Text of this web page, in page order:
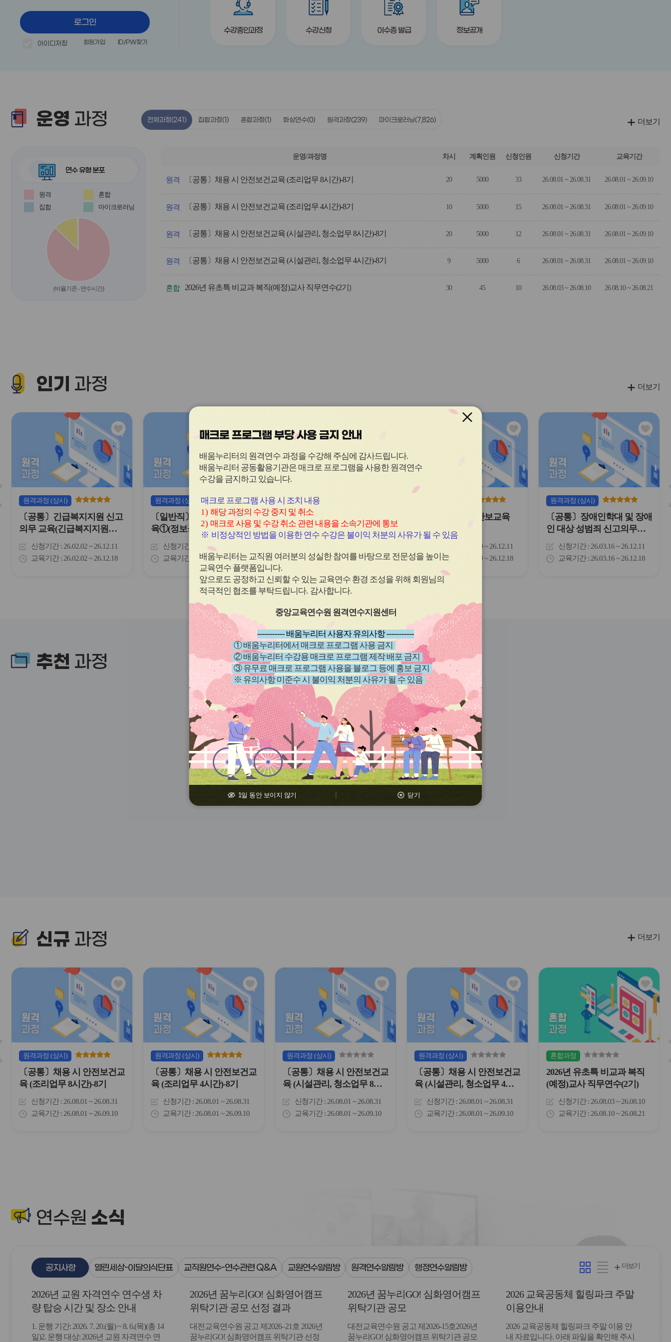
로그인
아이디저장 회원가입 ID/PW찾기
수강중인과정 수강신청 이수증 발급 정보공개
운영 과정
연수 유형 분포
원격
혼합
집합
마이크로러닝
(비율기준 - 연수시간)
전체과정(241) 집합과정(1) 혼합과정(1) 화상연수(0) 원격과정(239) 마이크로러닝(7,826)
체
의
과
차
획
간
는
표
입
니
다.
운영/과정명 차시 계획인원 신청인원 신청기간 교육기간
원격 〔공통〕채용 시 안전보건교육 (조리업무 8시간)-8기 20 5000 33 26.08.01 ~ 26.08.31 26.08.01 ~ 26.09.10
원격 〔공통〕채용 시 안전보건교육 (조리업무 4시간)-8기 10 5000 15 26.08.01 ~ 26.08.31 26.08.01 ~ 26.09.10
원격 〔공통〕채용 시 안전보건교육 (시설관리, 청소업무 8시간)-8기 20 5000 12 26.08.01 ~ 26.08.31 26.08.01 ~ 26.09.10
원격 〔공통〕채용 시 안전보건교육 (시설관리, 청소업무 4시간)-8기 9 5000 6 26.08.01 ~ 26.08.31 26.08.01 ~ 26.09.10
혼합 2026년 유초특 비교과 복직(예정)교사 직무연수(2기) 30 45 10 26.08.03 ~ 26.08.10 26.08.10 ~ 26.08.21
더보기
인기 과정
관
심
아
이
원격과정 (상시)
〔공통〕긴급복지지원 신고
의무 교육(긴급복지지원신
고)
신청기간 26.02.02 ~ 26.12.11
교육기간 26.02.02 ~ 26.12.18
심
이
콘
원격과정 (상시)
〔일반직〕2026 법정의무교
육①(정보공개 제도/교육활
동 침해행위 예방교육/학교
폭력예방교육/자살예방교육/
감염병예방)
신청기간
26.03.16 ~ 26.12.11
교육기간
26.03.16 ~ 26.12.18
이
콘
원격과정 (상시)
〔공통〕지역 안전체험관을
통한 체험중심 학교 안전교
육(안전교육)
교육기간 26.01.19 ~ 26.12.18
관
심
아
이
〔공통〕공직자 안보교육
26.02.09 ~ 26.12.11
교육기간
26.02.09 ~ 26.12.18
관
심
아
이
원격과정 (상시)
〔공통〕장애인학대 및 장애
인 대상 성범죄 신고의무자
교육
신청기간 26.03.16 ~ 26.12.11
교육기간 26.03.16 ~ 26.12.18
더보기
추천 과정
과정이 존재하지 않습니다.
신규 과정
관
심
아
이
원격과정 (상시)
〔공통〕채용 시 안전보건교
육 (조리업무 8시간)-8기
신청기간 26.08.01 ~ 26.08.31
교육기간 26.08.01 ~ 26.09.10
관
심
아
이
원격과정 (상시)
〔공통〕채용 시 안전보건교
육 (조리업무 4시간)-8기
신청기간 26.08.01 ~ 26.08.31
교육기간 26.08.01 ~ 26.09.10
관
심
아
이
원격과정 (상시)
〔공통〕채용 시 안전보건교
육 (시설관리, 청소업무 8시
간)-8기
신청기간 26.08.01 ~ 26.08.31
교육기간 26.08.01 ~ 26.09.10
관
심
아
이
원격과정 (상시)
〔공통〕채용 시 안전보건교
육 (시설관리, 청소업무 4시
간)-8기
신청기간 26.08.01 ~ 26.08.31
교육기간 26.08.01 ~ 26.09.10
관
심
아
이
콘
혼합과정
2026년 유초특 비교과 복직
(예정)교사 직무연수(2기)
신청기간 26.08.03 ~ 26.08.10
교육기간 26.08.10 ~ 26.08.21
더보기
연수원 소식
공지사항 열린세상-이달의식단표 교직원연수-연수관련 Q&A 교원연수알림방 원격연수알림방 행정연수알림방
카
리
형
더보기
2026년 교원 자격연수 연수생 차
량 탑승 시간 및 장소 안내
1. 운행 기간: 2026. 7. 20.(월) ~ 8. 6.(목)(총 14
일)2. 운행 대상: 2026년 교원 자격연수 연
2026년 꿈누리GO! 심화영어캠프
위탁기관 공모 선정 결과
대전교육연수원 공고 제2026–21호 2026년
꿈누리GO! 심화영어캠프 위탁기관 선정
2026년 꿈누리GO! 심화영어캠프
위탁기관 공모
대전교육연수원 공고 제2026-15호2026년
꿈누리GO! 심화영어캠프 위탁기관 공모
2026 교육공동체 힐링파크 주말
이용안내
2026 교육공동체 힐링파크 주말 이용 안
내 자료입니다. 아래 파일을 확인해 주시
매크로 프로그램 부당 사용 금지 안내
배움누리터의 원격연수 과정을 수강해 주심에 감사드립니다.
배움누리터 공동활용기관은 매크로 프로그램을 사용한원격연수
수강을 금지하고 있습니다.
매크로 프로그램 사용 시 조치 내용
1) 해당 과정의 수강 중지 및 취소
2) 매크로 사용 및 수강 취소 관련 내용을 소속기관에 통보
※ 비정상적인 방법을 이용한 연수 수강은 불이익 처분의 사유가 될 수 있음
배움누리터는 교직원 여러분의 성실한 참여를 바탕으로 전문성을 높이는
교육연수 플랫폼입니다.
앞으로도 공정하고 신뢰할 수 있는 교육연수 환경 조성을 위해 회원님의
적극적인 협조를 부탁드립니다. 감사합니다.
중앙교육연수원 원격연수지원센터
----------- 배움누리터 사용자 유의사항 -----------
① 배움누리터에서 매크로 프로그램 사용 금지
② 배움누리터 수강용 매크로 프로그램 제작 배포 금지
③ 유무료 매크로 프로그램 사용을 블로그 등에 홍보 금지
※ 유의사항 미준수 시 불이익 처분의 사유가 될 수 있음
1일 동안 보이지 않기 닫기